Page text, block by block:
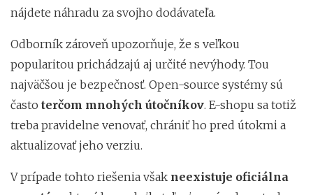
nájdete náhradu za svojho dodávateľa.
Odborník zároveň upozorňuje, že s veľkou
popularitou prichádzajú aj určité nevýhody. Tou
najväčšou je bezpečnosť. Open-source systémy sú
často terčom mnohých útočníkov. E-shopu sa totiž
treba pravidelne venovať, chrániť ho pred útokmi a
aktualizovať jeho verziu.
V prípade tohto riešenia však neexistuje oficiálna